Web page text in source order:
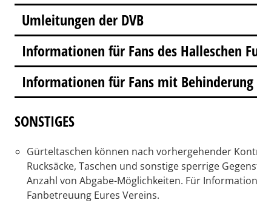
Umleitungen der DVB
Informationen für Fans des Halleschen
Informationen für Fans mit Behinderung
SONSTIGES
Gürteltaschen können nach vorhergehender
Rucksäcke, Taschen und sonstige sperrige
Anzahl von Abgabe-Möglichkeiten. Für
Fanbetreuung Eures Vereins.